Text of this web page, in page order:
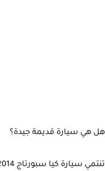
هل هي سيارة قديمة جيدة؟